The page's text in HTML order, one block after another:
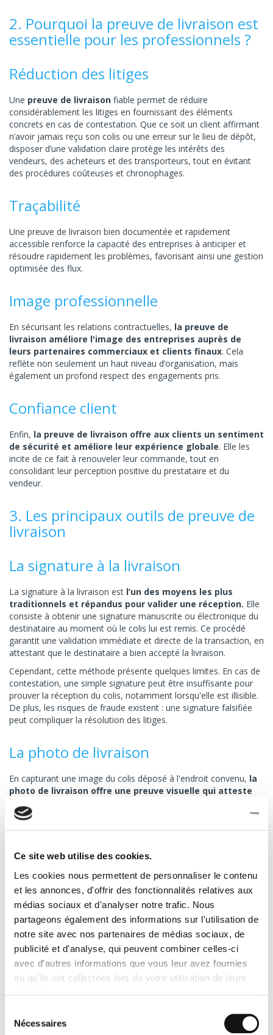
Ce site web utilise des cookies.
Les cookies nous permettent de personnaliser le contenu
et les annonces, d'offrir des fonctionnalités relatives aux
médias sociaux et d'analyser notre trafic. Nous
partageons également des informations sur l'utilisation de
notre site avec nos partenaires de médias sociaux, de
publicité et d'analyse, qui peuvent combiner celles-ci
avec d'autres informations que vous leur avez fournies
ou qu'ils ont collectées lors de votre utilisation de leurs
Nécessaires
2. Pourquoi la preuve de livraison est
essentielle pour les professionnels ?
Réduction des litiges
Une preuve de livraison fiable permet de réduire
considérablement les litiges en fournissant des éléments
concrets en cas de contestation. Que ce soit un client affirmant
n’avoir jamais reçu son colis ou une erreur sur le lieu de dépôt,
disposer d’une validation claire protège les intérêts des
vendeurs, des acheteurs et des transporteurs, tout en évitant
des procédures coûteuses et chronophages.
Traçabilité
Une preuve de livraison bien documentée et rapidement
accessible renforce la capacité des entreprises à anticiper et
résoudre rapidement les problèmes, favorisant ainsi une gestion
optimisée des flux.
Image professionnelle
En sécurisant les relations contractuelles, la preuve de
livraison améliore l'image des entreprises auprès de
leurs partenaires commerciaux et clients finaux. Cela
reflète non seulement un haut niveau d’organisation, mais
également un profond respect des engagements pris.
Confiance client
Enfin, la preuve de livraison offre aux clients un sentiment
de sécurité et améliore leur expérience globale. Elle les
incite de ce fait à renouveler leur commande, tout en
consolidant leur perception positive du prestataire et du
vendeur.
3. Les principaux outils de preuve de
livraison
La signature à la livraison
La signature à la livraison est l’un des moyens les plus
traditionnels et répandus pour valider une réception. Elle
consiste à obtenir une signature manuscrite ou électronique du
destinataire au moment où le colis lui est remis. Ce procédé
garantit une validation immédiate et directe de la transaction, en
attestant que le destinataire a bien accepté la livraison.
Cependant, cette méthode présente quelques limites. En cas de
contestation, une simple signature peut être insuffisante pour
prouver la réception du colis, notamment lorsqu'elle est illisible.
De plus, les risques de fraude existent : une signature falsifiée
peut compliquer la résolution des litiges.
La photo de livraison
En capturant une image du colis déposé à l'endroit convenu, la
photo de livraison offre une preuve visuelle qui atteste
l’état du colis au moment du dépôt
idéale pour les livraisons sans contact ou lorsque la signature du
Malgré ces avantages, une photo ne garantit pas que le
destinataire a effectivement récupéré le colis, ce qui peut poser
problème en cas de vol après livraison. De plus, des questions
liées à la confidentialité peuvent parfois compliquer son
utilisation dans le respect des réglementations comme le RGPD.
La preuve de livraison digitale
Les outils digitaux tels que les PDA (Personal Digital Assistant)
ou les applications mobiles révolutionnent la gestion des
l’intégration d’une signature électronique, ils offrent une
validation complète et sécurisée.
Ces plateformes